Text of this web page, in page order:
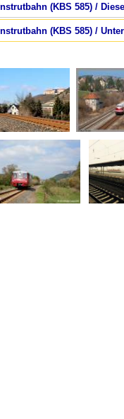
(KBS 585) /
(KBS 585) /